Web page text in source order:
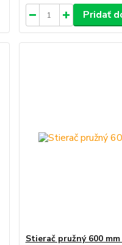
Pridať
Stierač pružný 600 mm